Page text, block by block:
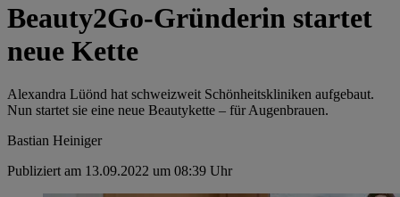
Beauty2Go-Gründerin startet
neue Kette
Alexandra ­Lüönd hat schweizweit Schönheitskliniken aufgebaut.
Nun startet sie eine neue Beautykette – für Augenbrauen.
Bastian Heiniger
Publiziert am 13.09.2022 um 08:39 Uhr